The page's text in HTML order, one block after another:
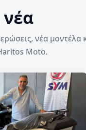
νέα
νέα μοντέλα
Moto.